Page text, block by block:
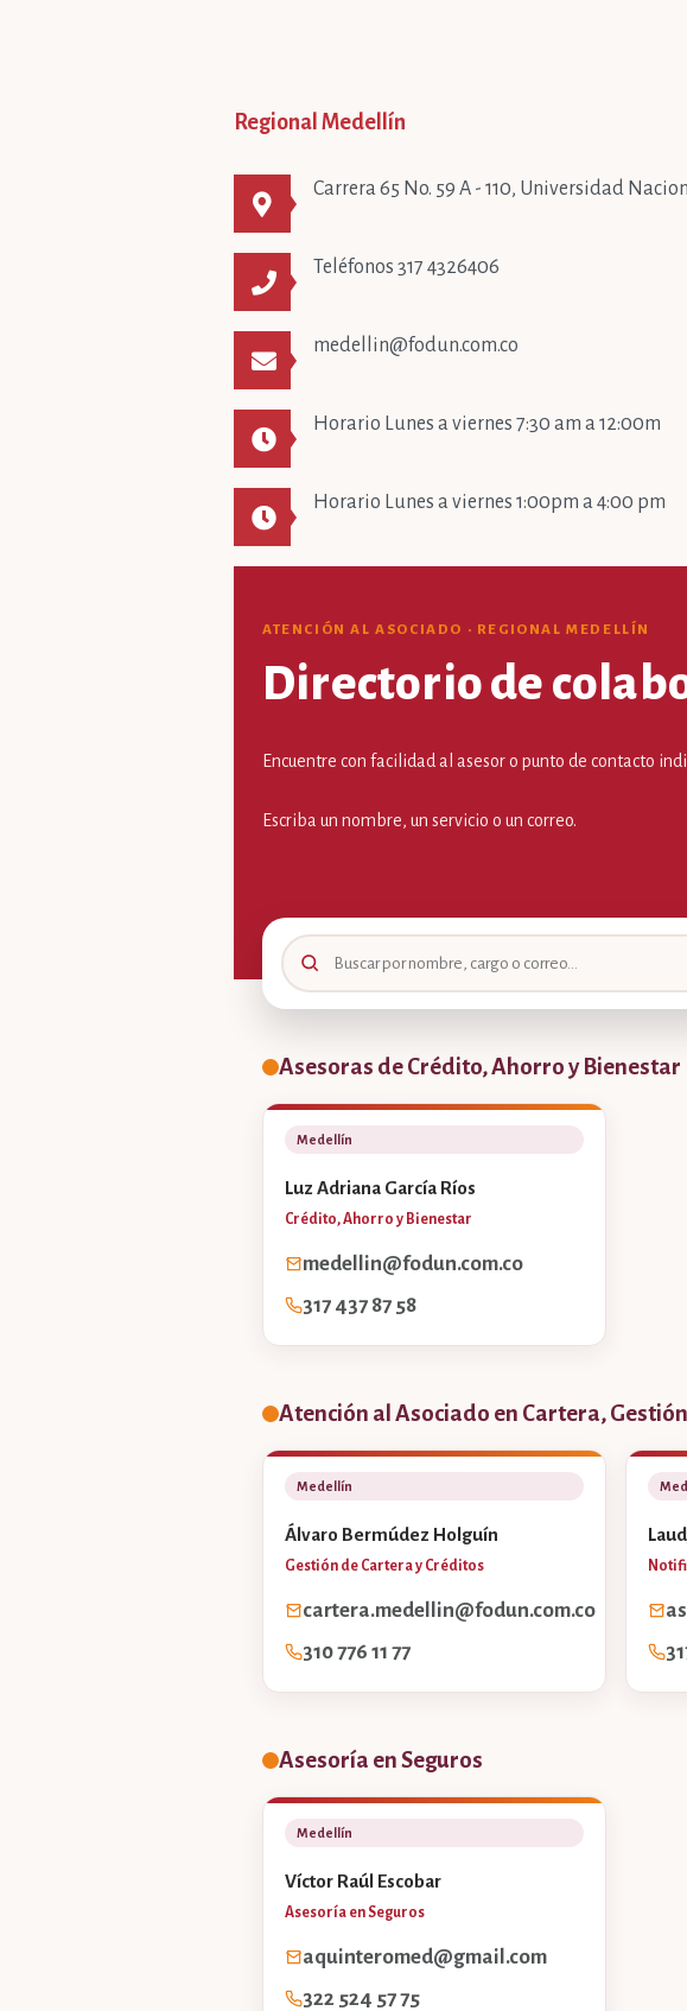
Regional Medellín
Carrera 65 No. 59 A - 110, Universidad
Teléfonos 317 4326406
medellin@fodun.com.co
Horario Lunes a viernes 7:30 am a 12:00m
Horario Lunes a viernes 1:00pm a 4:00 pm
ATENCIÓN AL ASOCIADO · REGIONAL MEDELLÍN
Directorio de
Encuentre con facilidad al asesor o punto de contacto
Escriba un nombre, un servicio o un correo.
Asesoras de Crédito, Ahorro y Bienestar
Medellín
Luz Adriana García Ríos
Crédito, Ahorro y Bienestar
medellin@fodun.com.co
317 437 87 58
Atención al Asociado en Cartera,
Medellín
Álvaro Bermúdez Holguín
Gestión de Cartera y Créditos
cartera.medellin@fodun.com.co
310 776 11 77
Asesoría en Seguros
Medellín
Víctor Raúl Escobar
Asesoría en Seguros
aquinteromed@gmail.com
322 524 57 75